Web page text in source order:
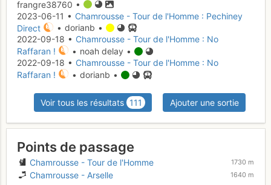
frangre38760 •
2023-06-11 • Chamrousse - Tour de l'Homme : Pechiney
Direct
• dorianb •
2022-09-18 • Chamrousse - Tour de l'Homme : No
Raffaran !
• noah delay •
2022-09-18 • Chamrousse - Tour de l'Homme : No
Raffaran !
• dorianb •
Voir tous les résultats 111 Ajouter une sortie
Points de passage
Chamrousse - Tour de l'Homme 1730 m
Chamrousse - Arselle 1640 m